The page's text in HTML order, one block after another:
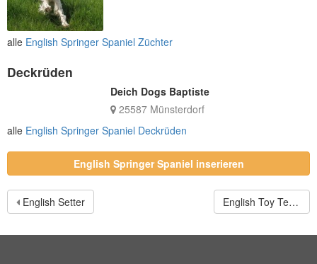
alle English Springer Spaniel Züchter
Deckrüden
Deich Dogs Baptiste
25587 Münsterdorf
alle English Springer Spaniel Deckrüden
English Springer Spaniel inserieren
English Setter English Toy Terrier